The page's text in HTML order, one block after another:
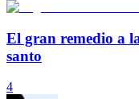
El gran remedio a
santo
4